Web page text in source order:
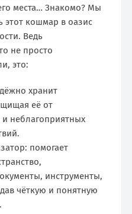
места… Знакомо? Мы
этот кошмар в оазис
Ведь
не просто
это:
хранит
её от
и неблагоприятных
помогает
инструменты,
чёткую и понятную